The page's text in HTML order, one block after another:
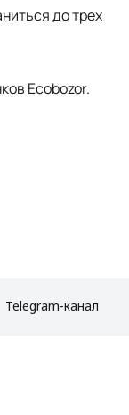
до трех
Ecobozor.
Telegram-канал